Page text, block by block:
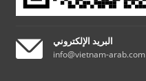
البريد الإلكتروني
info@vietnam-arab.com